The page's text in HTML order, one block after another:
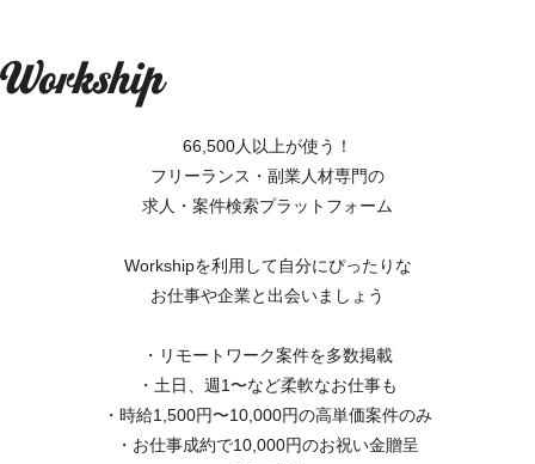
66,500人以上が使う！
フリーランス・副業人材専門の
求人・案件検索プラットフォーム
Workshipを利用して自分にぴったりな
お仕事や企業と出会いましょう
・リモートワーク案件を多数掲載
・土日、週1〜など柔軟なお仕事も
・時給1,500円〜10,000円の高単価案件のみ
・お仕事成約で10,000円のお祝い金贈呈